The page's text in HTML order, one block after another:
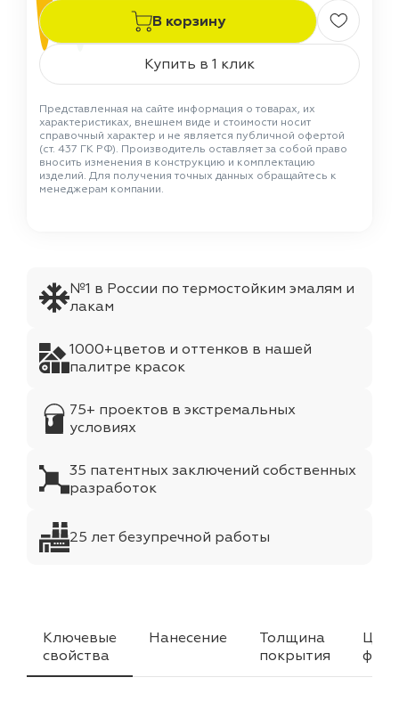
В корзину
Купить в 1 клик
Представленная на сайте информация о товарах, их
характеристиках, внешнем виде и стоимости носит
справочный характер и не является публичной офертой
(ст. 437 ГК РФ). Производитель оставляет за собой право
вносить изменения в конструкцию и комплектацию
изделий. Для получения точных данных обращайтесь к
менеджерам компании.
№1 в России по термостойким эмалям и
лакам
1000+цветов и оттенков в нашей
палитре красок
75+ проектов в экстремальных
условиях
35 патентных заключений собственных
разработок
25 лет безупречной работы
Ключевые
свойства
Нанесение
Толщина
покрытия